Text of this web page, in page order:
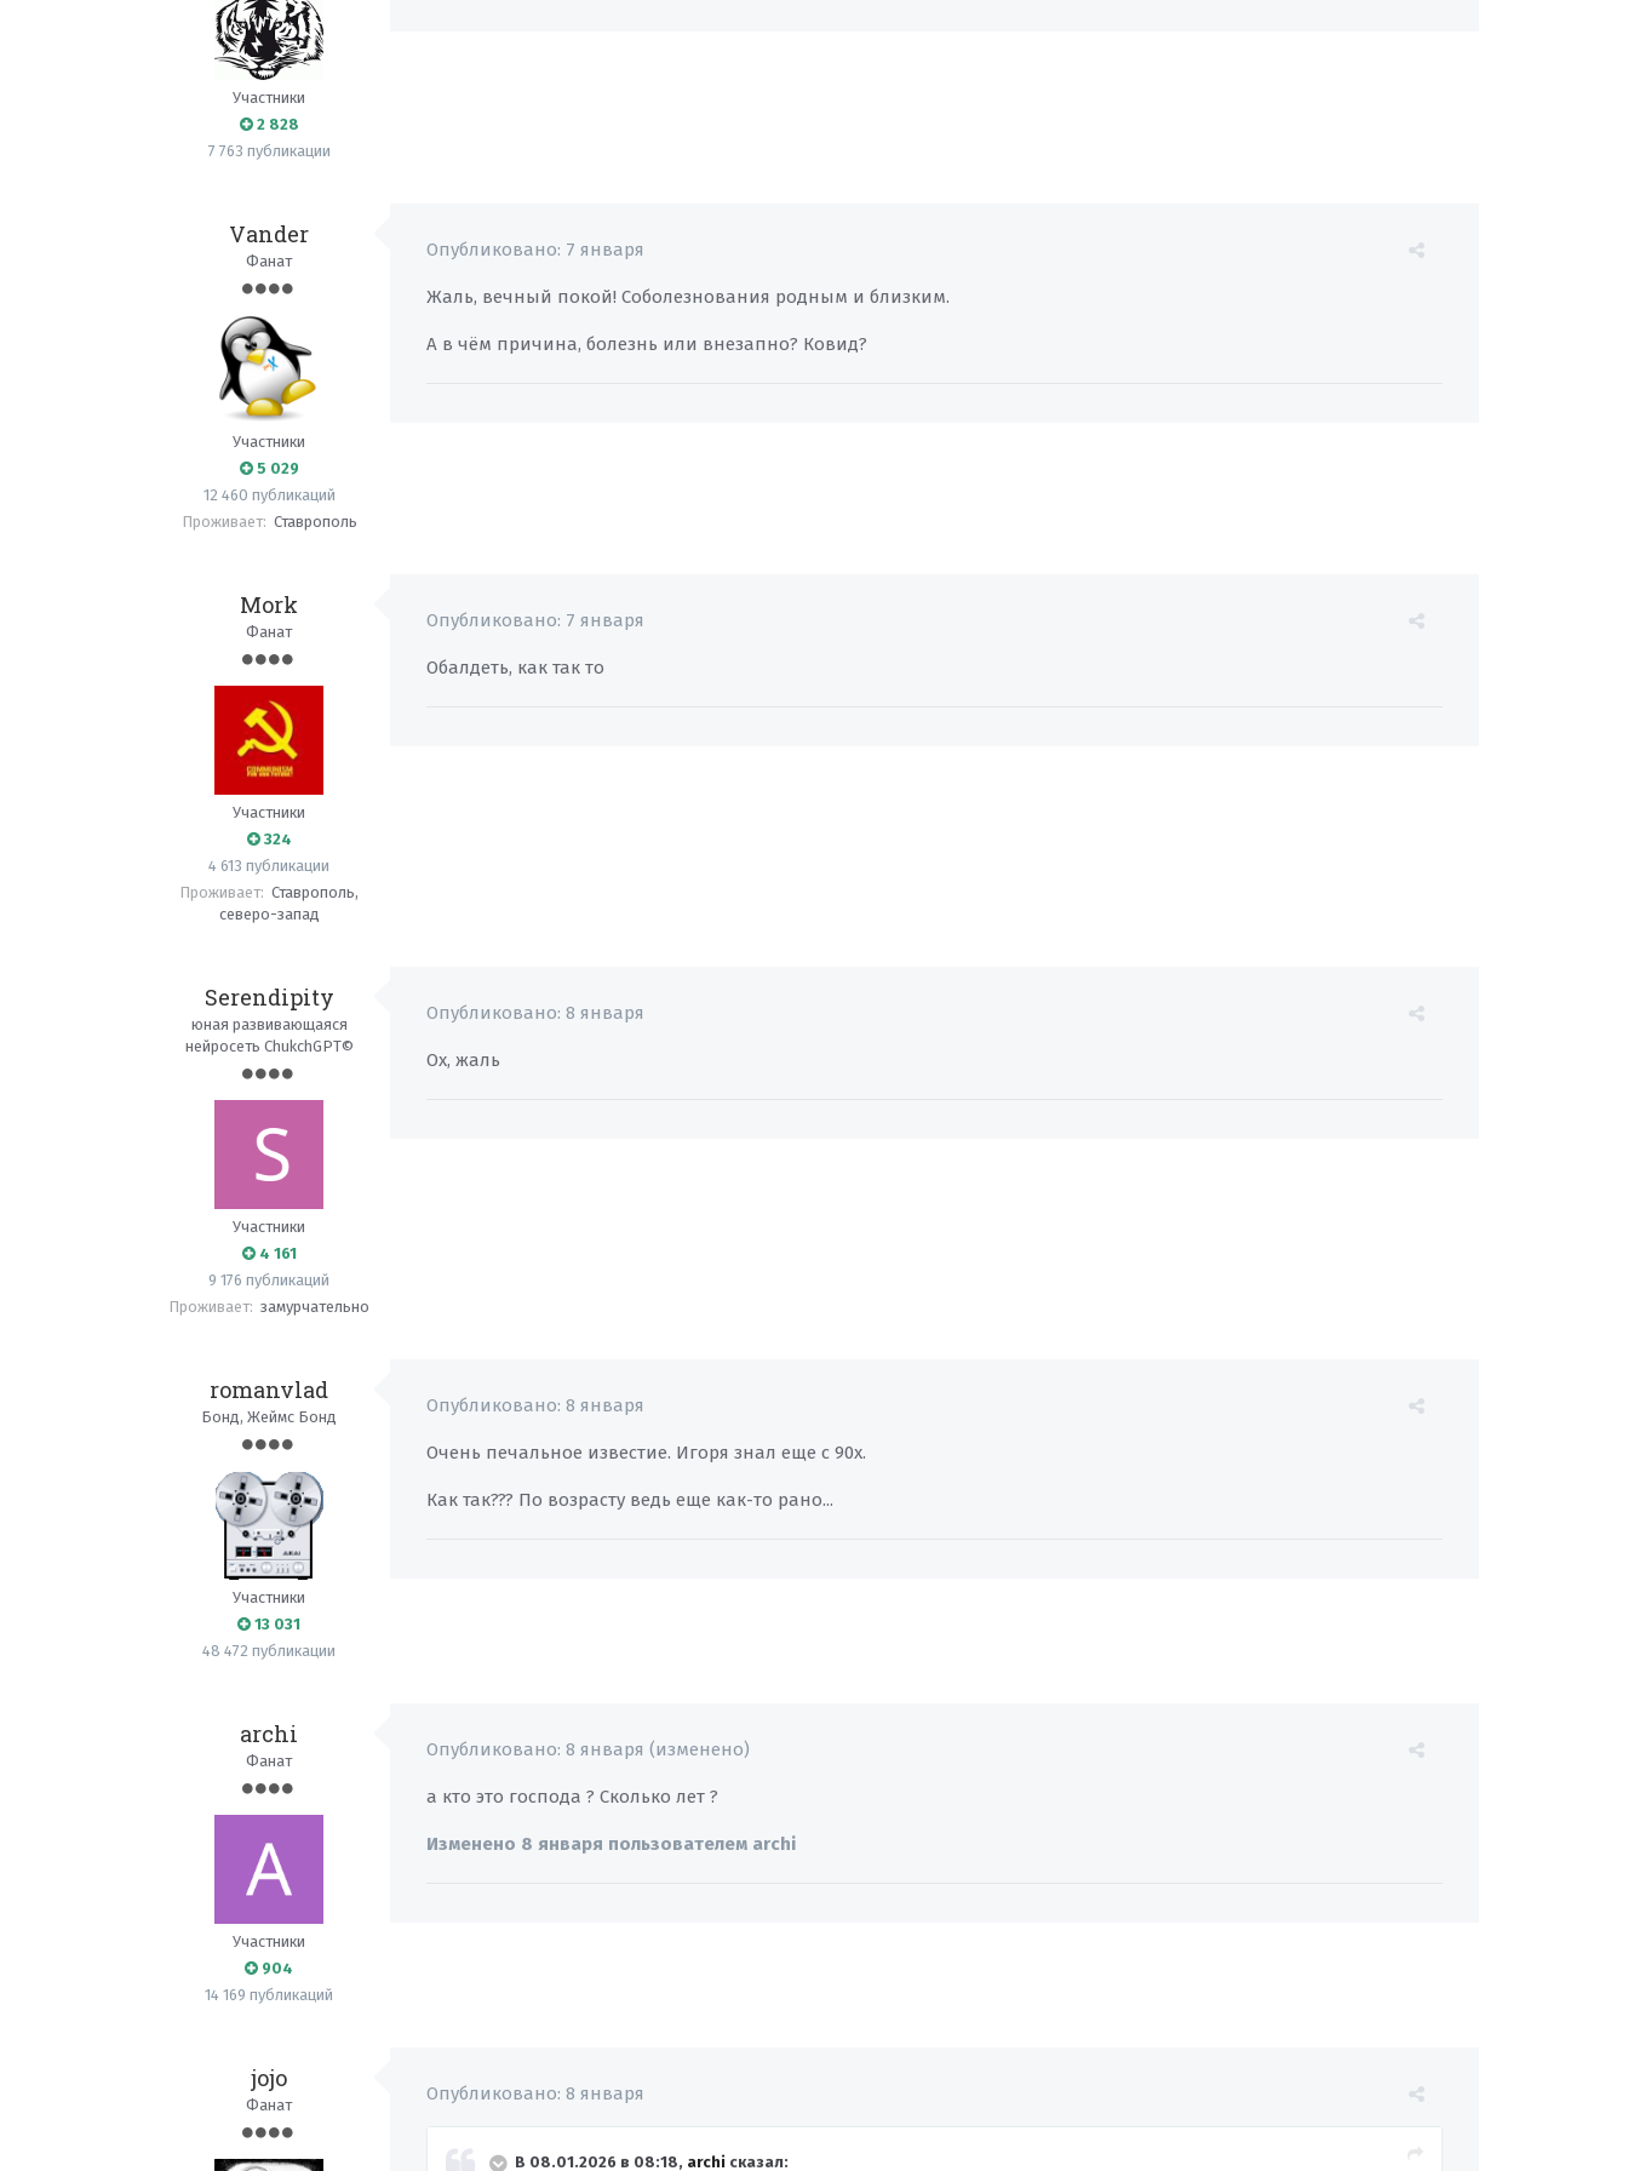
Участники
2 828
7 763 публикации
Vander
Фанат
Участники
5 029
12 460 публикаций
Проживает: Ставрополь
Опубликовано: 7 января
Жаль, вечный покой! Соболезнования родным и близким.
А в чём причина, болезнь или внезапно? Ковид?
Mork
Фанат
Участники
324
4 613 публикации
Проживает: Ставрополь,
северо-запад
Опубликовано: 7 января
Обалдеть, как так то
Serendipity
юная развивающаяся
нейросеть ChukchGPT©
Участники
4 161
9 176 публикаций
Проживает: замурчательно
Опубликовано:8 января
Ох, жаль
romanvlad
Бонд, Жеймс Бонд
Участники
13 031
48 472 публикации
Опубликовано:8 января
Очень печальное известие. Игоря знал еще с 90х.
Как так??? По возрасту ведь еще как-то рано...
archi
Фанат
Участники
904
14 169 публикаций
Опубликовано:8 января (изменено)
а кто это господа ? Сколько лет ?
Изменено 8 января пользователем archi
jojo
Фанат
Опубликовано:8 января
В 08.01.2026 в 08:18, archi сказал: